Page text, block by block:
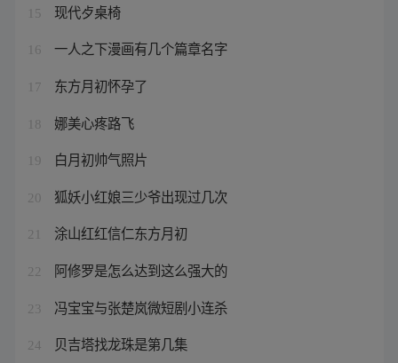
15 现代歺桌椅
16 一人之下漫画有几个篇章名字
17 东方月初怀孕了
18 娜美心疼路飞
19 白月初帅气照片
20 狐妖小红娘三少爷出现过几次
21 涂山红红信仁东方月初
22 阿修罗是怎么达到这么强大的
23 冯宝宝与张楚岚微短剧小连杀
24 贝吉塔找龙珠是第几集